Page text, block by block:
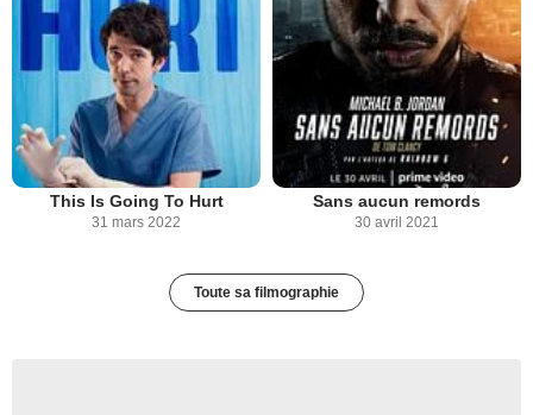
This Is Going To Hurt
31 mars 2022
Sans aucun remords
30 avril 2021
Toute sa filmographie